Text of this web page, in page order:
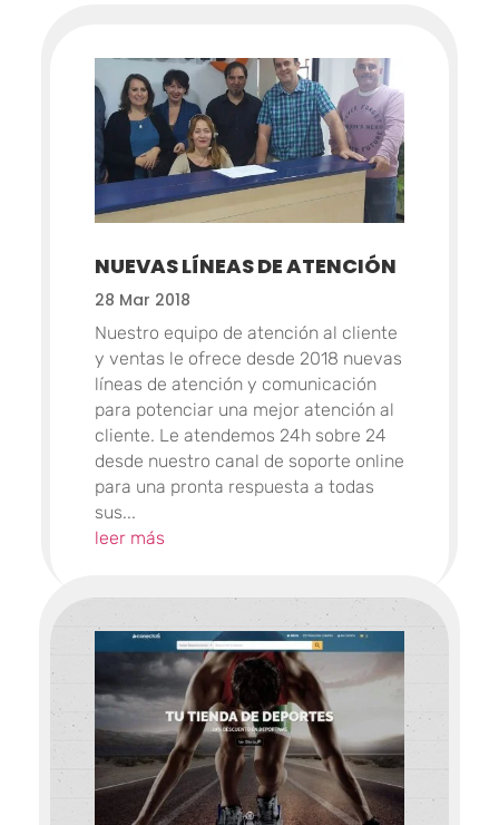
NUEVAS LÍNEAS DE ATENCIÓN
28 Mar 2018
Nuestro equipo de atención al cliente
y ventas le ofrece desde 2018 nuevas
líneas de atención y comunicación
para potenciar una mejor atención al
cliente. Le atendemos 24h sobre 24
desde nuestro canal de soporte online
para una pronta respuesta a todas
sus...
leer más